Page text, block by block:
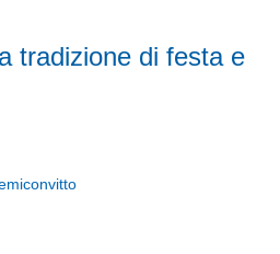
tradizione di festa e